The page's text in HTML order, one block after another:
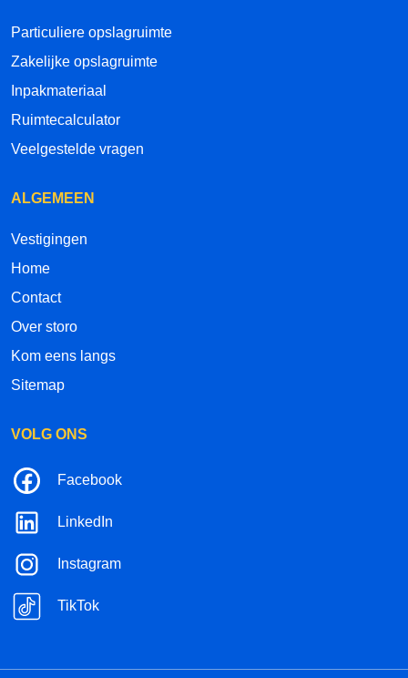
Particuliere opslagruimte
Zakelijke opslagruimte
Inpakmateriaal
Ruimtecalculator
Veelgestelde vragen
ALGEMEEN
Vestigingen
Home
Contact
Over storo
Kom eens langs
Sitemap
VOLG ONS
Facebook
LinkedIn
Instagram
TikTok